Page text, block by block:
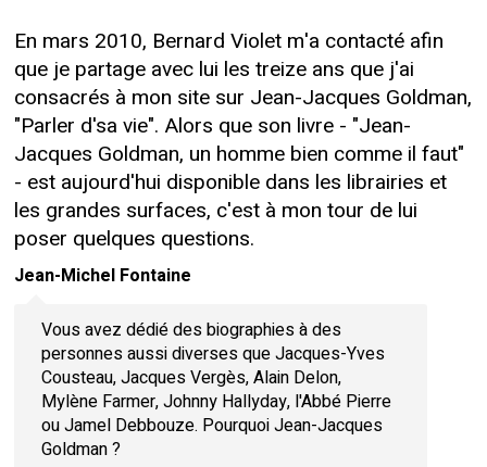
En mars 2010, Bernard Violet m'a contacté afin
que je partage avec lui les treize ans que j'ai
consacrés à mon site sur Jean-Jacques Goldman,
"Parler d'sa vie". Alors que son livre - "Jean-
Jacques Goldman, un homme bien comme il faut"
- est aujourd'hui disponible dans les librairies et
les grandes surfaces, c'est à mon tour de lui
poser quelques questions.
Jean-Michel Fontaine
Vous avez dédié des biographies à des
personnes aussi diverses que Jacques-Yves
Cousteau, Jacques Vergès, Alain Delon,
Mylène Farmer, Johnny Hallyday, l'Abbé Pierre
ou Jamel Debbouze. Pourquoi Jean-Jacques
Goldman ?